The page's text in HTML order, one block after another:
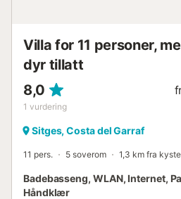
Villa for 11 personer,
dyr tillatt
8,0
1 vurdering
Sitges, Costa del Garraf
11 pers. 5 soverom 1,3 km fra
Badebasseng, WLAN, Internet,
Håndklær